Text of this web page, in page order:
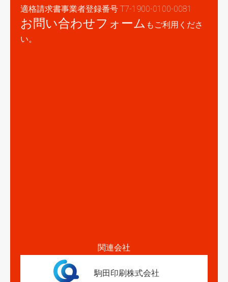
適格請求書事業者登録番号 T7-1900-0100-0081
お問い合わせフォーム もご利用くださ
い。
関連会社
駒田印刷株式会社